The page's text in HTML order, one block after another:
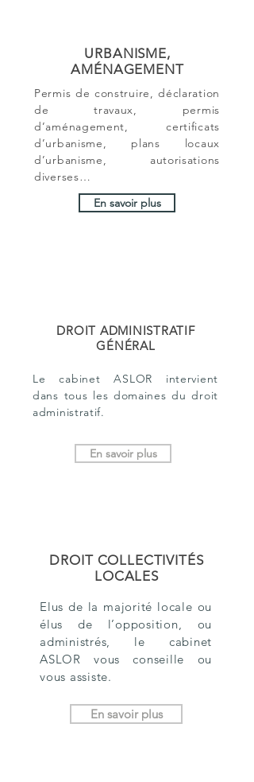
URBANISME,
AMÉNAGEMENT
Permis de construire, déclaration
de travaux, permis
d’aménagement, certificats
d’urbanisme, plans locaux
d’urbanisme, autorisations
diverses…
En savoir plus
DROIT ADMINISTRATIF
GÉNÉRAL
Le cabinet ASLOR intervient
dans tous les domaines du droit
administratif.
En savoir plus
DROIT COLLECTIVITÉS
LOCALES
Elus de la majorité locale ou
élus de l’opposition, ou
administrés, le cabinet
ASLOR vous conseille ou
vous assiste.
En savoir plus